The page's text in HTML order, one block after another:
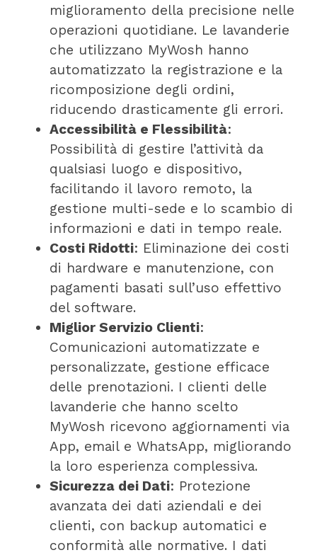
miglioramento della precisione nelle
operazioni quotidiane. Le lavanderie
che utilizzano MyWosh hanno
automatizzato la registrazione e la
ricomposizione degli ordini,
riducendo drasticamente gli errori.
Accessibilità e Flessibilità:
Possibilità di gestire l’attività da
qualsiasi luogo e dispositivo,
facilitando il lavoro remoto, la
gestione multi-sede e lo scambio di
informazioni e dati in tempo reale.
Costi Ridotti: Eliminazione dei costi
di hardware e manutenzione, con
pagamenti basati sull’uso effettivo
del software.
Miglior Servizio Clienti:
Comunicazioni automatizzate e
personalizzate, gestione efficace
delle prenotazioni. I clienti delle
lavanderie che hanno scelto
MyWosh ricevono aggiornamenti via
App, email e WhatsApp, migliorando
la loro esperienza complessiva.
Sicurezza dei Dati: Protezione
avanzata dei dati aziendali e dei
clienti, con backup automatici e
conformità alle normative. I dati